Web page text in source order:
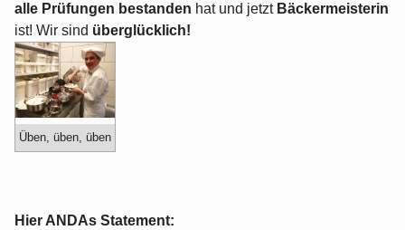
alle Prüfungen bestanden hat und jetzt Bäckermeisterin
ist! Wir sind überglücklich!
Üben, üben, üben
Hier ANDAs Statement: